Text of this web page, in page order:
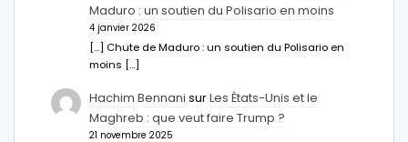
Maduro : un soutien du Polisario en moins
4 janvier 2026
[…] Chute de Maduro : un soutien du Polisario en
moins […]
Hachim Bennani surLes États-Unis et le
Maghreb : que veut faire Trump ?
21 novembre 2025